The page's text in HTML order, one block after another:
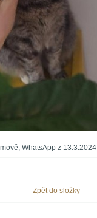
WhatsApp z 13.3.2024
Zpět do složky